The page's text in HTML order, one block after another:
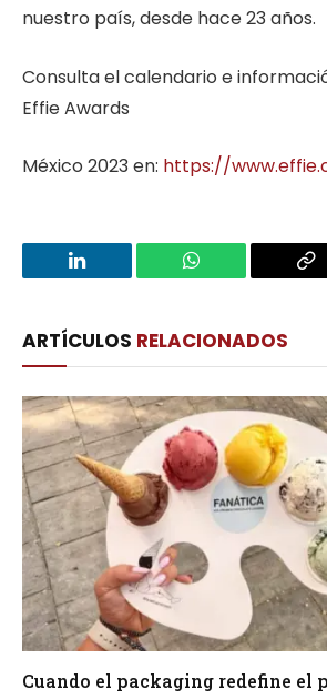
nuestro país, desde hace 23 años.
Consulta el calendario e
Effie Awards
México 2023 en: https://
LinkedIn WhatsApp
ARTÍCULOS RELACIONADOS
Cuando el packaging redefine el